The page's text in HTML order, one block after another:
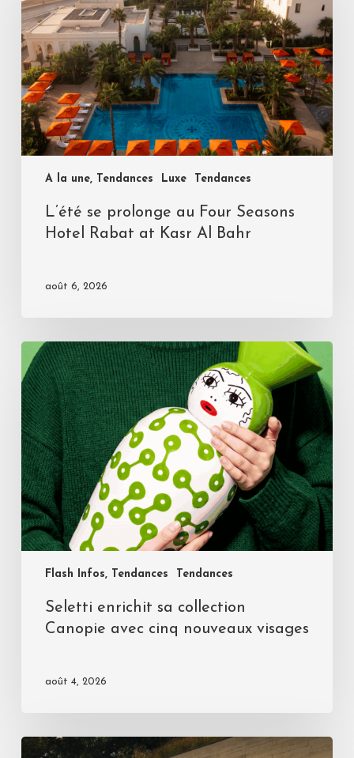
A la une, Tendances Luxe Tendances
L’été se prolonge au Four Seasons
Hotel Rabat at Kasr Al Bahr
août 6, 2026
Flash Infos, Tendances Tendances
Seletti enrichit sa collection
Canopie avec cinq nouveaux visages
août 4, 2026